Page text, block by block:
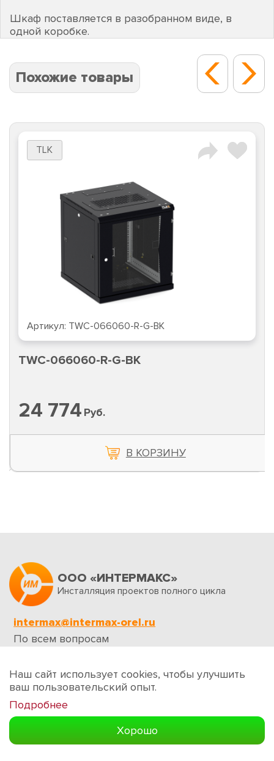
Шкаф поставляется в разобранном виде, в
одной коробке.
Похожие товары
TLK
Артикул: TWC-066060-R-G-BK
TWC-066060-R-G-BK
24 774 Руб.
В КОРЗИНУ
ООО «ИНТЕРМАКС»
Инсталляция проектов полного цикла
intermax@intermax-orel.ru
По всем вопросам
Обратная связь
Наш сайт использует cookies, чтобы улучшить
ваш пользовательский опыт.
Подробнее
Хорошо